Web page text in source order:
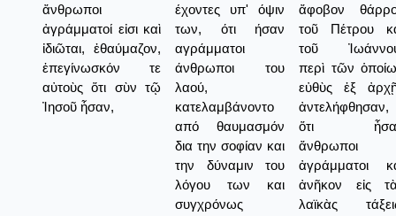
ἄνθρωποι
ἀγράμματοί εἰσι καὶ
ἰδιῶται, ἐθαύμαζον,
ἐπεγίνωσκόν τε
αὐτοὺς ὅτι σὺν τῷ
Ἰησοῦ ἦσαν,
έχοντες υπ' όψιν
των, ότι ήσαν
αγράμματοι
άνθρωποι του
λαού,
κατελαμβάνοντο
από θαυμασμόν
δια την σοφίαν και
την δύναμιν του
λόγου των και
συγχρόνως
ἄφοβον
τοῦ Πέτρου
τοῦ
περὶ τῶν
εὐθὺς ἐξ
ἀντελήφθησαν,
ὅτι
ἄνθρωποι
ἀγράμματοι
ἀνῆκον εἰς
λαϊκὰς